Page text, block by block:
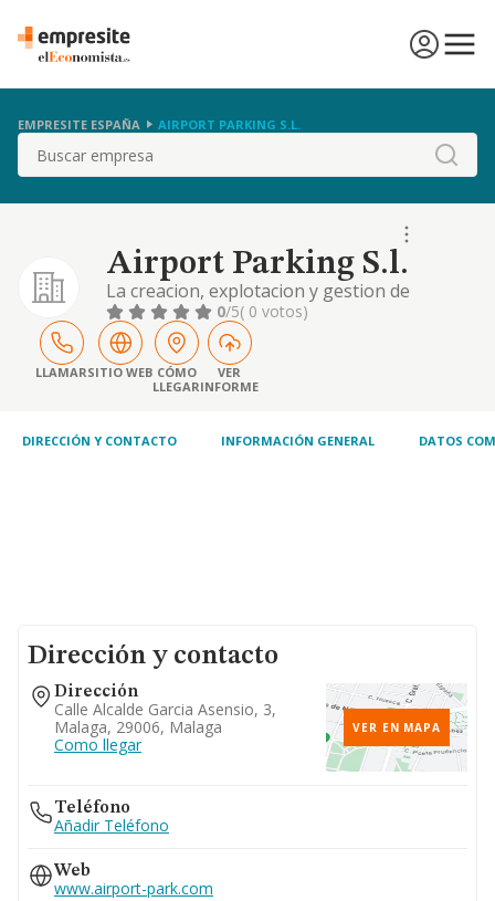
EMPRESITE ESPAÑA AIRPORT PARKING S.L.
Buscar
Airport Parking S.l.
La creacion, explotacion y gestion de
establecimiento de parking, aparcamiento
garaje revision, limpieza e instalacion de
accesorios de vehiculos, automoviles,
furgonetas y motocicletas venta y despacho
de carburante, as
0/5( 0 votos)
LLAMARSITIO WEB CÓMO
LLEGAR
VER
INFORME
DIRECCIÓN Y CONTACTO INFORMACIÓN GENERAL DATOS
Dirección y contacto
Dirección
Calle Alcalde Garcia Asensio, 3,
Malaga, 29006, Malaga
Como llegar
VER EN MAPA
Teléfono
Añadir Teléfono
Web
www.airport-park.com